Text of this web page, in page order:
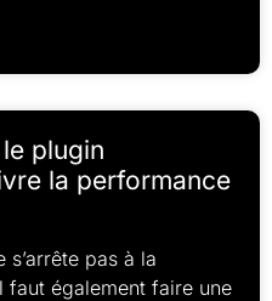
plugin
la performance
pas à la
faut également faire une